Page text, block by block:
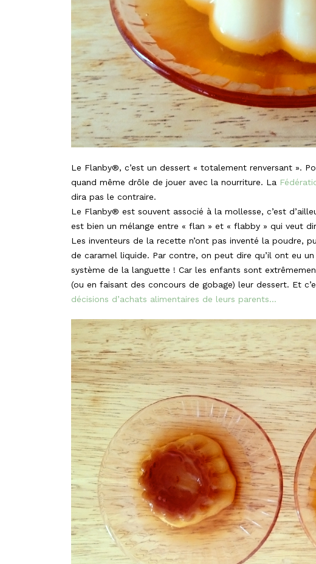
Le Flanby®, c’est un dessert « totalement renversant ».
quand même drôle de jouer avec la nourriture. La
dira pas le contraire.
Le Flanby® est souvent associé à la mollesse, c’est
est bien un mélange entre « flan » et « flabby » qui veut
Les inventeurs de la recette n’ont pas inventé la poudre,
de caramel liquide. Par contre, on peut dire qu’il ont eu
système de la languette ! Car les enfants sont
(ou en faisant des concours de gobage) leur dessert. Et
décisions d’achats alimentaires de leurs parents…